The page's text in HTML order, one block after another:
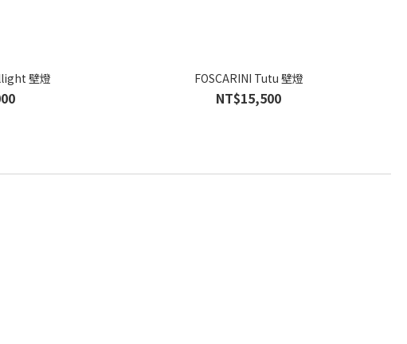
壁燈 FOSCARINI Tutu 壁燈
NT$15,500